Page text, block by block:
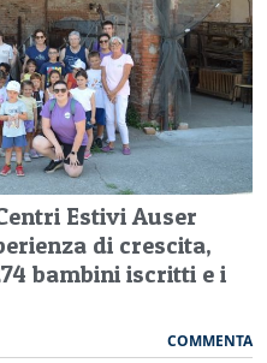
Estivi Auser
di crescita,
bambini iscritti e i
COMMENTA